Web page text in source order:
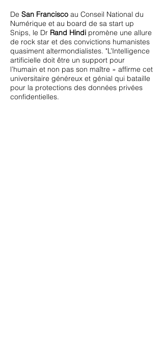
De San Francisco au Conseil National du
Numérique et au board de sa start up
Snips, le Dr Rand Hindi promène une allure
de rock star et des convictions humanistes
quasiment altermondialistes. "L’Intelligence
artificielle doit être un support pour
l’humain et non pas son maître » affirme cet
universitaire généreux et génial qui bataille
pour la protections des données privées
confidentielles.